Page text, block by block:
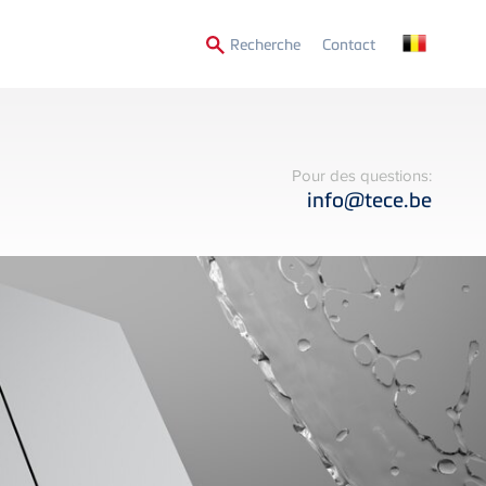
RechercheSecondary
Contact
Pour des questions:
info@tece.be